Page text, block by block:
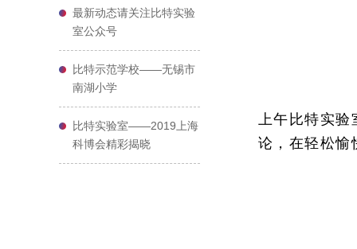
最新动态请关注比特实验
室公众号
比特示范学校——无锡市
南湖小学
比特实验室——2019上海
科博会精彩揭晓
上午比特实验
论，在轻松愉